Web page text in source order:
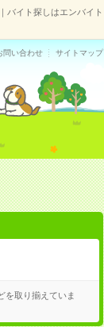
バイト探しはエンバイト
問い合わせ サイトマップ
を取り揃えていま